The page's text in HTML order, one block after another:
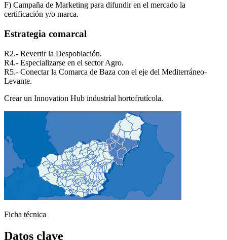
F) Campaña de Marketing para difundir en el mercado la
certificación y/o marca.
Estrategia comarcal
R2.- Revertir la Despoblación.
R4.- Especializarse en el sector Agro.
R5.- Conectar la Comarca de Baza con el eje del Mediterráneo-
Levante.
Crear un Innovation Hub industrial hortofrutícola.
Ficha técnica
Datos clave
Asistente